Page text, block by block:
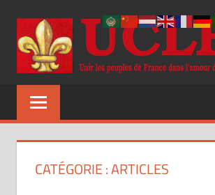
contenu
Unir
de
dansCATÉGORIE :ARTICLES